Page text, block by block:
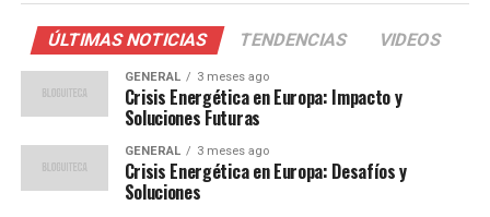
organizacionales
Los rituales laborales tienen el potencial de ser
herramientas poderosas para mejorar el compromiso y
la moral de los empleados. Según Junhyok Yim, profesor
asistente de Gestión en la City University de Hong Kong,
“los rituales bien diseñados pueden ser una fuente de
ÚLTIMAS NOTICIAS TENDENCIAS VIDEOS
GENERAL 3 meses ago
Crisis Energética en Europa: Impacto y
Soluciones Futuras
GENERAL 3 meses ago
Crisis Energética en Europa: Desafíos y
Soluciones